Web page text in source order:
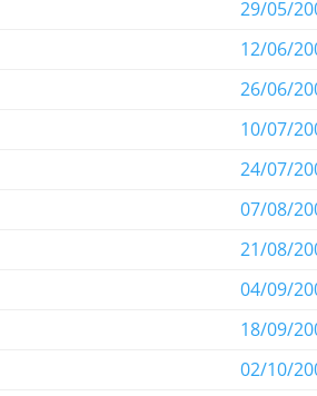
29/05/
12/06/
26/06/
10/07/
24/07/
07/08/
21/08/
04/09/
18/09/
02/10/